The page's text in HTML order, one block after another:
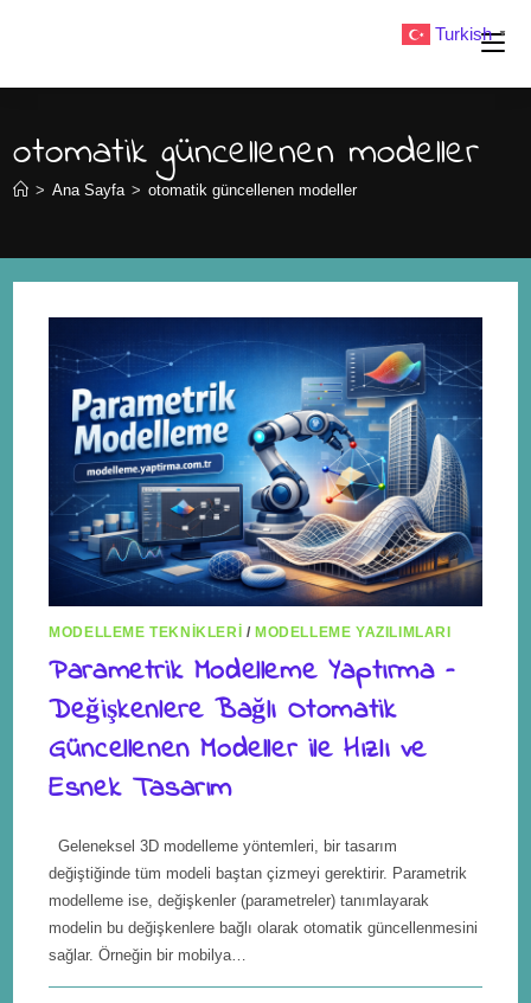
otomatik güncellenen modeller
> Ana Sayfa > otomatik güncellenen modeller
MODELLEME TEKNIKLERI /MODELLEME YAZILIMLARI
Parametrik Modelleme Yaptırma –
Değişkenlere Bağlı Otomatik
Güncellenen Modeller ile Hızlı ve
Esnek Tasarım
Geleneksel 3D modelleme yöntemleri, bir tasarım
değiştiğinde tüm modeli baştan çizmeyi gerektirir. Parametrik
modelleme ise, değişkenler (parametreler) tanımlayarak
modelin bu değişkenlere bağlı olarak otomatik güncellenmesini
sağlar. Örneğin bir mobilya…
Turkish ▼